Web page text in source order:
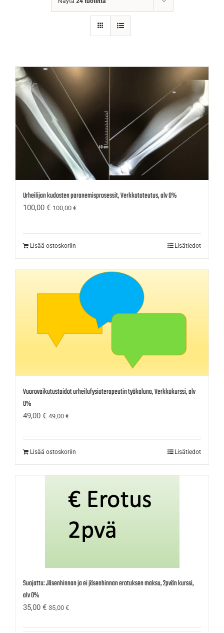
Urheilijan kudosten paranemisprosessit, Verkkototeutus, alv 0%
100,00 € 100,00 €
Lisää ostoskoriin Lisätiedot
Vuorovaikutustaidot urheilufysioterapeutin työkaluna, Verkkokurssi, alv
0%
49,00 € 49,00 €
Lisää ostoskoriin Lisätiedot
Suojattu: Jäsenhinnan ja ei jäsenhinnan erotuksen maksu, 2pvän kurssi,
alv 0%
35,00 € 35,00 €